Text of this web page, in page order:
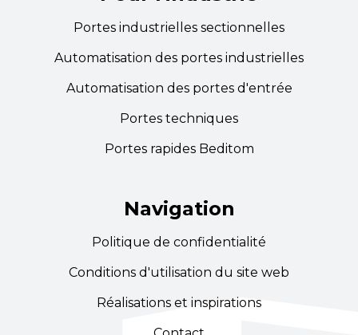
Portes industrielles sectionnelles
Automatisation des portes industrielles
Automatisation des portes d'entrée
Portes techniques
Portes rapides Beditom
Navigation
Politique de confidentialité
Conditions d'utilisation du site web
Réalisations et inspirations